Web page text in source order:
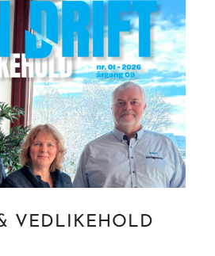
VEDLIKEHOLD